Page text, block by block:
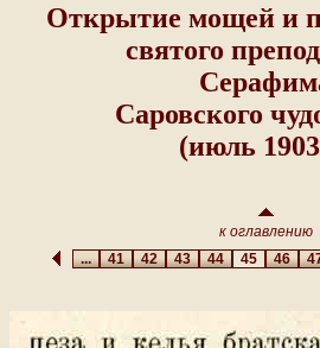
Открытие мощей и
святого
Саровского
(июль 1903
к оглавлению
...41424344 45 46